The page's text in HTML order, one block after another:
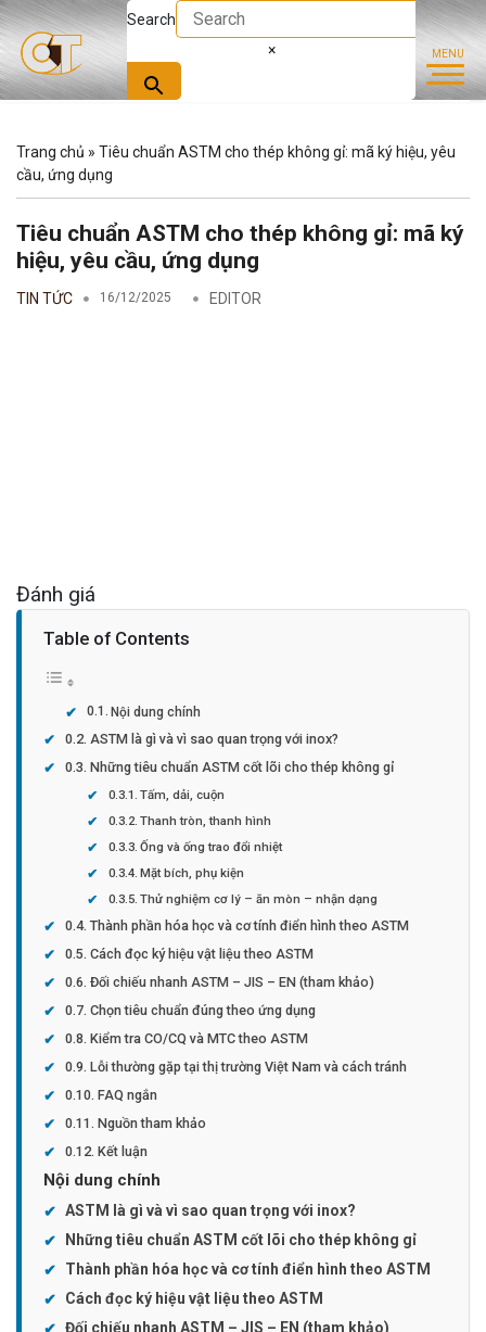
Search
×
Trang chủ » Tiêu chuẩn ASTM cho thép không gỉ: mã ký hiệu, yêu
cầu, ứng dụng
Tiêu chuẩn ASTM cho thép không gỉ: mã ký
hiệu, yêu cầu, ứng dụng
TIN TỨC 16/12/2025 EDITOR
Đánh giá
Table of Contents
Nội dung chính
ASTM là gì và vì sao quan trọng với inox?
Những tiêu chuẩn ASTM cốt lõi cho thép không gỉ
Tấm, dải, cuộn
Thanh tròn, thanh hình
Ống và ống trao đổi nhiệt
Mặt bích, phụ kiện
Thử nghiệm cơ lý – ăn mòn – nhận dạng
Thành phần hóa học và cơ tính điển hình theo ASTM
Cách đọc ký hiệu vật liệu theo ASTM
Đối chiếu nhanh ASTM – JIS – EN (tham khảo)
Chọn tiêu chuẩn đúng theo ứng dụng
Kiểm tra CO/CQ và MTC theo ASTM
Lỗi thường gặp tại thị trường Việt Nam và cách tránh
FAQ ngắn
Nguồn tham khảo
Kết luận
Nội dung chính
ASTM là gì và vì sao quan trọng với inox?
Những tiêu chuẩn ASTM cốt lõi cho thép không gỉ
Thành phần hóa học và cơ tính điển hình theo ASTM
Cách đọc ký hiệu vật liệu theo ASTM
Đối chiếu nhanh ASTM – JIS – EN (tham khảo)